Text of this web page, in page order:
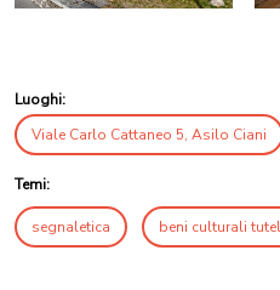
Luoghi:
Viale Carlo Cattaneo 5, Asilo Ciani
Temi:
segnaletica beni culturali